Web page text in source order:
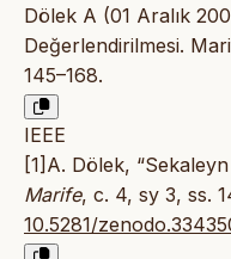
Dölek A (01 Aralık
Değerlendirilmesi.
145–168.
IEEE
[1]A. Dölek,
Marife, c. 4, sy 3, ss.
10.5281/